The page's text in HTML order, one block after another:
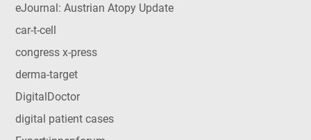
eJournal: Austrian Atopy Update
car-t-cell
congress x-press
derma-target
DigitalDoctor
digital patient cases